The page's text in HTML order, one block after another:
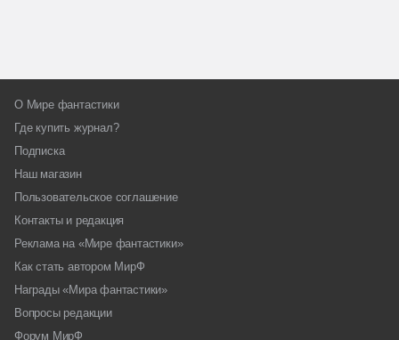
О Мире фантастики
Где купить журнал?
Подписка
Наш магазин
Пользовательское соглашение
Контакты и редакция
Реклама на «Мире фантастики»
Как стать автором МирФ
Награды «Мира фантастики»
Вопросы редакции
Форум МирФ